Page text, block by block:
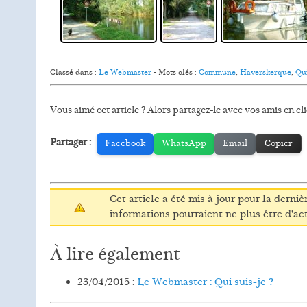
Classé dans : Le Webmaster- Mots clés : Commune, Haverskerque,
Vous aimé cet article ? Alors partagez-le avec vos amis en
Partager : Facebook WhatsApp Email Copier
Cet article a été mis à jour pour la
informations pourraient ne plus être
À lire également
23/04/2015 : Le Webmaster : Qui suis-je ?